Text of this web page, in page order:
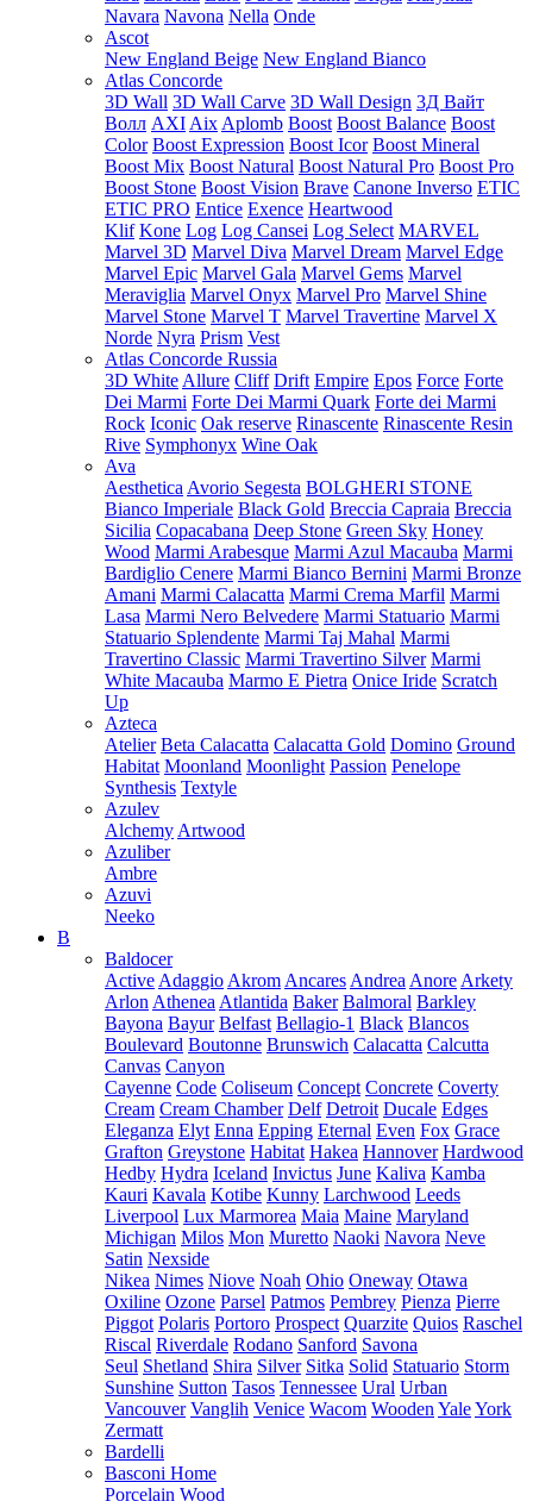
Navara Navona Nella Onde
Ascot
New England Beige New England Bianco
Atlas Concorde
3D Wall 3D Wall Carve 3D Wall Design 3Д Вайт
Волл AXI Aix Aplomb Boost Boost Balance Boost
Color Boost Expression Boost Icor Boost Mineral
Boost Mix Boost Natural Boost Natural Pro Boost Pro
Boost Stone Boost Vision Brave Canone Inverso ETIC
ETIC PRO Entice Exence Heartwood
Klif Kone Log Log Cansei Log Select MARVEL
Marvel 3D Marvel Diva Marvel Dream Marvel Edge
Marvel Epic Marvel Gala Marvel Gems Marvel
Meraviglia Marvel Onyx Marvel Pro Marvel Shine
Marvel Stone Marvel T Marvel Travertine Marvel X
Norde Nyra Prism Vest
Atlas Concorde Russia
3D White Allure Cliff Drift Empire Epos Force Forte
Dei Marmi Forte Dei Marmi Quark Forte dei Marmi
Rock Iconic Oak reserve Rinascente Rinascente Resin
Rive Symphonyx Wine Oak
Ava
Aesthetica Avorio Segesta BOLGHERI STONE
Bianco Imperiale Black Gold Breccia Capraia Breccia
Sicilia Copacabana Deep Stone Green Sky Honey
Wood Marmi Arabesque Marmi Azul Macauba Marmi
Bardiglio Cenere Marmi Bianco Bernini Marmi Bronze
Amani Marmi Calacatta Marmi Crema Marfil Marmi
Lasa Marmi Nero Belvedere Marmi Statuario Marmi
Statuario Splendente Marmi Taj Mahal Marmi
Travertino Classic Marmi Travertino Silver Marmi
White Macauba Marmo E Pietra Onice Iride Scratch
Up
Azteca
Atelier Beta Calacatta Calacatta Gold Domino Ground
Habitat Moonland Moonlight Passion Penelope
Synthesis Textyle
Azulev
Alchemy Artwood
Azuliber
Ambre
Azuvi
Neeko
B
Baldocer
Active Adaggio Akrom Ancares Andrea Anore Arkety
Arlon Athenea Atlantida Baker Balmoral Barkley
Bayona Bayur Belfast Bellagio-1 Black Blancos
Boulevard Boutonne Brunswich Calacatta Calcutta
Canvas Canyon
Cayenne Code Coliseum Concept Concrete Coverty
Cream Cream Chamber Delf Detroit Ducale Edges
Eleganza Elyt Enna Epping Eternal Even Fox Grace
Grafton Greystone Habitat Hakea Hannover Hardwood
Hedby Hydra Iceland Invictus June Kaliva Kamba
Kauri Kavala Kotibe Kunny Larchwood Leeds
Liverpool Lux Marmorea Maia Maine Maryland
Michigan Milos Mon Muretto Naoki Navora Neve
Satin Nexside
Nikea Nimes Niove Noah Ohio Oneway Otawa
Oxiline Ozone Parsel Patmos Pembrey Pienza Pierre
Piggot Polaris Portoro Prospect Quarzite Quios Raschel
Riscal Riverdale Rodano Sanford Savona
Seul Shetland Shira Silver Sitka Solid Statuario Storm
Sunshine Sutton Tasos Tennessee Ural Urban
Vancouver Vanglih Venice Wacom Wooden YaleYork
Zermatt
Bardelli
Basconi Home
Porcelain Wood